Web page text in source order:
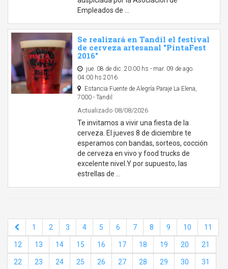
Empleados de …
Se realizará en Tandil el festival
de cerveza artesanal "PintaFest
2016"
jue. 08 de dic. 20:00 hs - mar. 09 de ago.
04:00 hs 2016
Estancia Fuente de Alegría Paraje La Elena,
7000 - Tandil
Actualizado 08/08/2026
Te invitamos a vivir una fiesta de la
cerveza. El jueves 8 de diciembre te
esperamos con bandas, sorteos, cocción
de cerveza en vivo y food trucks de
excelente nivel.Y por supuesto, las
estrellas de …
1 2 3 4 5 6 7 8 9 10 11
12 13 14 15 16 17 18 19 20 21
22 23 24 25 26 27 28 29 30 31